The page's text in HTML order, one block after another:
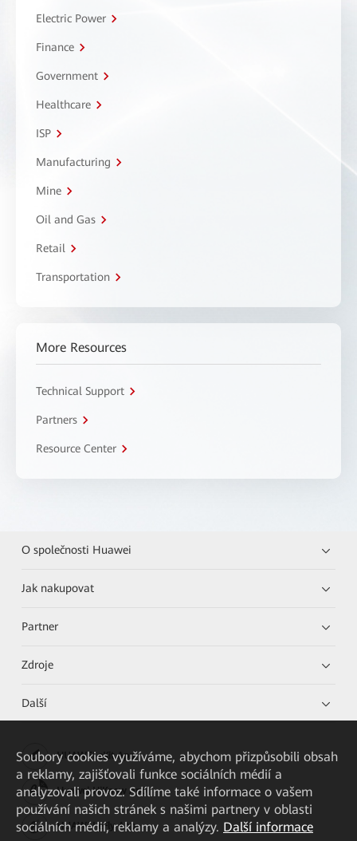
Electric Power
Finance
Government
Healthcare
ISP
Manufacturing
Mine
Oil and Gas
Retail
Transportation
More Resources
Technical Support
Partners
Resource Center
O společnosti Huawei
Jak nakupovat
Partner
Zdroje
Další
HUAWEI eKit App
Huawei HiKnow App
HUAWEI eFly App
Soubory cookies využíváme, abychom přizpůsobili obsah
a reklamy, zajišťovali funkce sociálních médií a
analyzovali provoz. Sdílíme také informace o vašem
používání našich stránek s našimi partnery v oblasti
sociálních médií, reklamy a analýzy. Další informace